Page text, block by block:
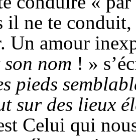
il ne te
Un amour
nom ! »
pieds
sur des lieux
Celui qui